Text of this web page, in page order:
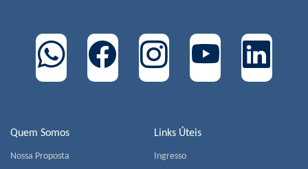
Quem Somos
Nossa Proposta
Links Úteis
Ingresso